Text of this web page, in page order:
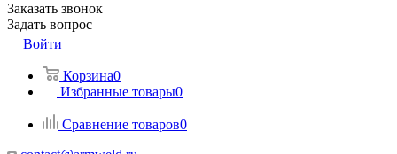
Заказать звонок
Задать вопрос
Войти
Корзина0
Избранные товары0
Сравнение товаров0